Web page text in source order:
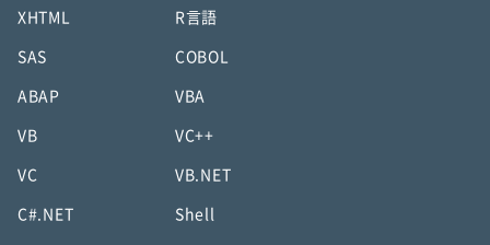
XHTML R言語
SAS COBOL
ABAP VBA
VB VC++
VC VB.NET
C#.NET Shell